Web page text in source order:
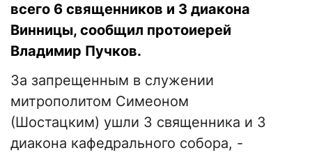
всего 6 священников и 3 диакона
Винницы, сообщил протоиерей
Владимир Пучков.
За запрещенным в служении
митрополитом Симеоном
(Шостацким) ушли 3 священника и 3
диакона кафедрального собора, -